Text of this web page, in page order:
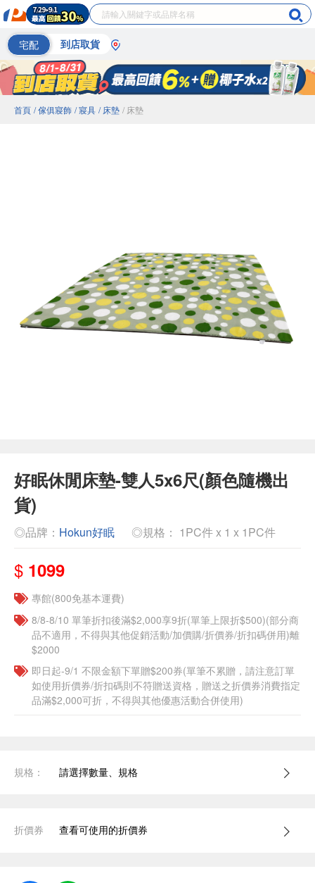
宅配 到店取貨
首頁 / 傢俱寢飾 / 寢具 / 床墊 / 床墊
好眠休閒床墊-雙人5x6尺(顏色隨機出
貨)
◎品牌： Hokun好眠 ◎規格： 1PC件 x 1 x 1PC件
$ 1099
專館(800免基本運費)
8/8-8/10 單筆折扣後滿$2,000享9折(單筆上限折$500)(部分商
品不適用，不得與其他促銷活動/加價購/折價券/折扣碼併用)離
$2000
即日起-9/1 不限金額下單贈$200券(單筆不累贈，請注意訂單
如使用折價券/折扣碼則不符贈送資格，贈送之折價券消費指定
品滿$2,000可折，不得與其他優惠活動合併使用)
規格： 請選擇數量、規格
折價券 查看可使用的折價券